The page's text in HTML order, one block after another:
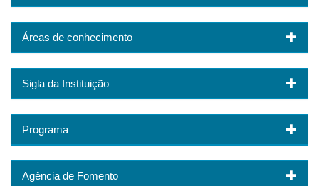
Áreas de conhecimento
Sigla da Instituição
Programa
Agência de Fomento